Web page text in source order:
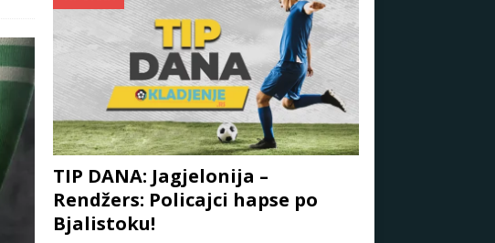
TIP DANA: Jagjelonija –
Rendžers: Policajci hapse po
Bjalistoku!